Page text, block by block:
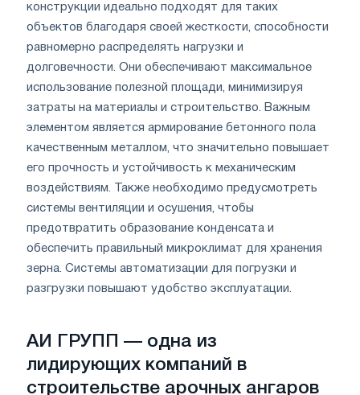
конструкции идеально подходят для таких
объектов благодаря своей жесткости, способности
равномерно распределять нагрузки и
долговечности. Они обеспечивают максимальное
использование полезной площади, минимизируя
затраты на материалы и строительство. Важным
элементом является армирование бетонного пола
качественным металлом, что значительно повышает
его прочность и устойчивость к механическим
воздействиям. Также необходимо предусмотреть
системы вентиляции и осушения, чтобы
предотвратить образование конденсата и
обеспечить правильный микроклимат для хранения
зерна. Системы автоматизации для погрузки и
разгрузки повышают удобство эксплуатации.
АИ ГРУПП — одна из
лидирующих компаний в
строительстве арочных ангаров